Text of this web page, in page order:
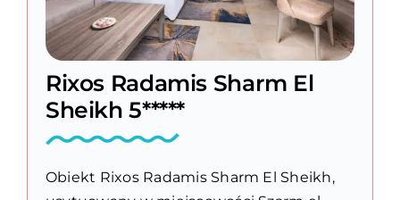
Rixos Radamis Sharm El
Sheikh 5*****
Obiekt Rixos Radamis Sharm El Sheikh,